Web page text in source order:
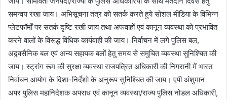
समन्वय रखा जाय। अभिसूचना तंत्र को सतर्क करते हुये सोशल मीडिया के विभिन्न
प्लेटफॉर्मों पर सतर्क दृष्टि रखी जाय तथा अफवाहों एवं कानून व्यवस्था को प्रभावित
करने वालों के विरूद्ध विधिक कार्यवाही की जाय। निर्वाचन में लगे पुलिस बल,
अद्र्वसैनिक बल एवं अन्य सहायक बलों हेतु समय से समुचित व्यवस्था सुनिश्चित की
जाय। स्ट्रांग रूम की सुरक्षा व्यवस्था राजपत्रित अधिकारी की निगरानी में भारत
निर्वाचन आयोग के दिशा-निर्देशो के अनुरूप सुनिश्चित की जाय। एपी अंशुमान
अपर पुलिस महानिदेशक अपराध एवं कानून व्यवस्था/राज्य पुलिस नोडल अधिकारी,